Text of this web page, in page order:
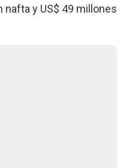
nafta y US$ 49 millones